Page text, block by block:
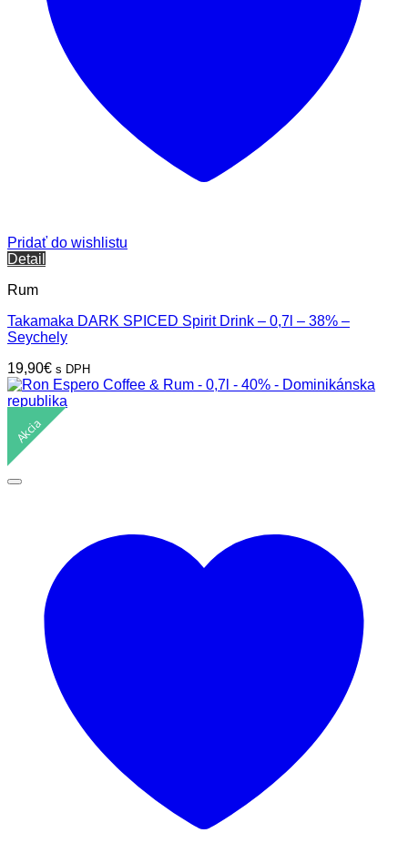
Pridať do wishlistu
Detail
Rum
Takamaka DARK SPICED Spirit Drink – 0,7l – 38% –
Seychely
19,90€ s DPH
Akcia